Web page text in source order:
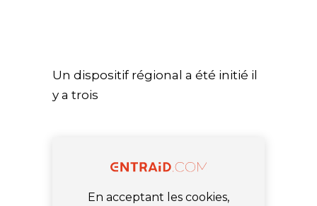
Un dispositif régional a été initié il
y a trois
En acceptant les cookies,